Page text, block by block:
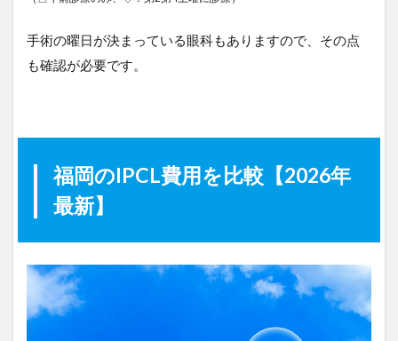
11
す
め
P
情
報
ま
と
手術の曜日が決まっている眼科もありますので、その点
も確認が必要です。
福岡のIPCL費用を比較【2026年
最新】